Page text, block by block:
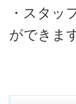
・スタッ
ができま